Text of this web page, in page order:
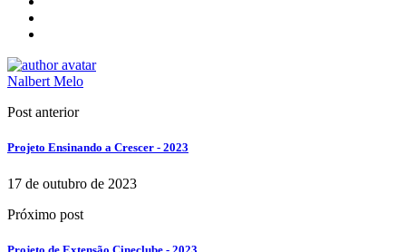
Nalbert Melo
Post anterior
Projeto Ensinando a Crescer - 2023
17 de outubro de 2023
Próximo post